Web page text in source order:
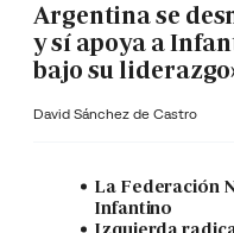
Argentina se
y sí apoya a
bajo su
David Sánchez de Castro
La Federación
Infantino